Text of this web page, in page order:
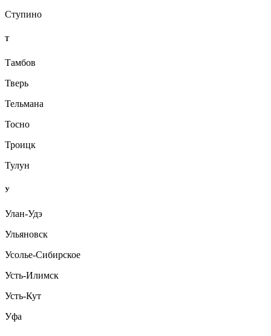
Ступино
Т
Тамбов
Тверь
Тельмана
Тосно
Троицк
Тулун
У
Улан-Удэ
Ульяновск
Усолье-Сибирское
Усть-Илимск
Усть-Кут
Уфа